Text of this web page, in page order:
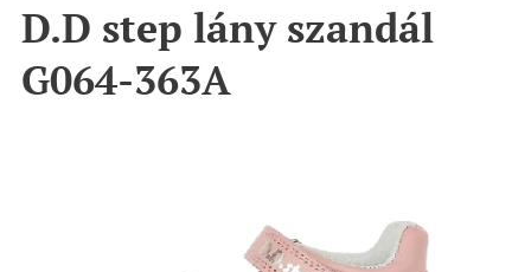
D.D step lány szandál
G064-363A